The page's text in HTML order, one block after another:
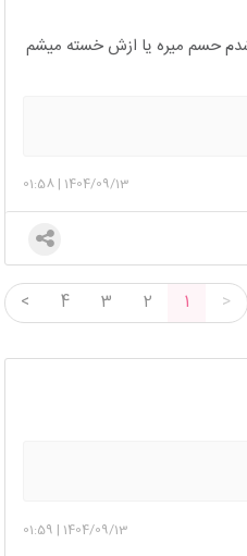
شدم حسم میره یا ازش خسته میشم
1404/09/13
|
01:58
>
1
2
3
4
<
1404/09/13
|
01:59